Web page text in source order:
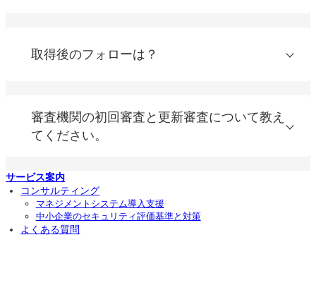
取得後のフォローは？
審査機関の初回審査と更新審査について教え
てください。
サービス案内
コンサルティング
マネジメントシステム導入支援
中小企業のセキュリティ評価基準と対策
よくある質問